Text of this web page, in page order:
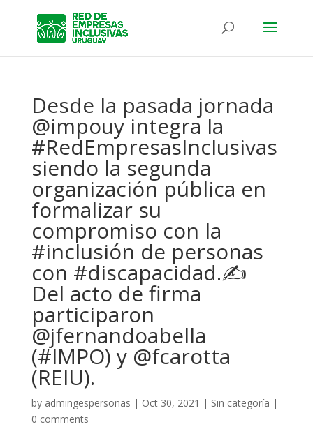
Desde la pasada jornada
@impouy integra la
#RedEmpresasInclusivas
siendo la segunda
organización pública en
formalizar su
compromiso con la
#inclusión de personas
con #discapacidad.✍
Del acto de firma
participaron
@jfernandoabella
(#IMPO) y @fcarotta
(REIU).
by admingespersonas | Oct 30, 2021 | Sin categoría |
0 comments